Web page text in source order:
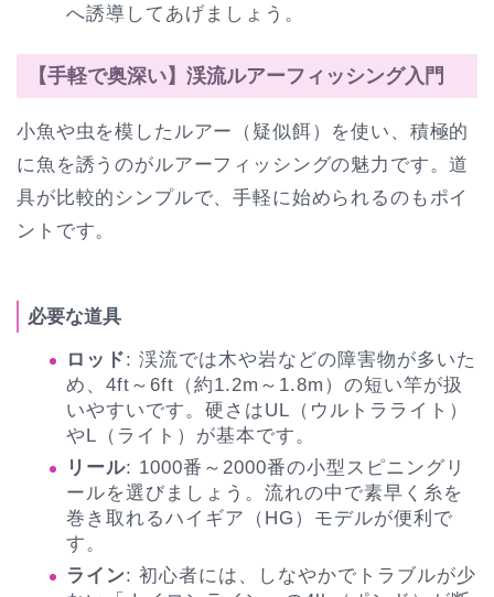
へ誘導してあげましょう。
【手軽で奥深い】渓流ルアーフィッシング入門
小魚や虫を模したルアー（疑似餌）を使い、積極的
に魚を誘うのがルアーフィッシングの魅力です。道
具が比較的シンプルで、手軽に始められるのもポイ
ントです。
必要な道具
ロッド: 渓流では木や岩などの障害物が多いた
め、4ft～6ft（約1.2m～1.8m）の短い竿が扱
いやすいです。硬さはUL（ウルトラライト）
やL（ライト）が基本です。
リール: 1000番～2000番の小型スピニングリ
ールを選びましょう。流れの中で素早く糸を
巻き取れるハイギア（HG）モデルが便利で
す。
ライン: 初心者には、しなやかでトラブルが少